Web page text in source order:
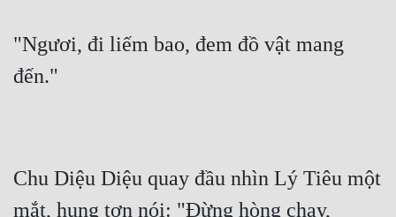
"Ngươi, đi liếm bao, đem đồ vật mang
đến."
Chu Diệu Diệu quay đầu nhìn Lý Tiêu một
mắt, hung tợn nói: "Đừng hòng chạy,